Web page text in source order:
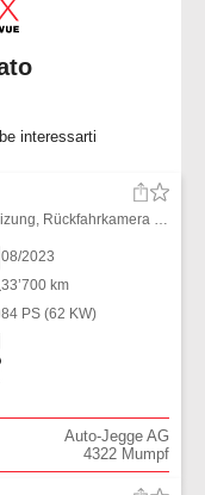
interessarti
Schöner Kia Picanto Automat inkl. Lenkradheizung, Rückfahrkamera usw. Winterräder können für CHF 900.-- bezogen werden.
08/2023
33’700 km
84 PS (62 KW)
Auto-Jegge AG
4322 Mumpf